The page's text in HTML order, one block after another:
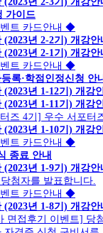
가이드
트 카드안내 ◆
년 2-2기) 개강안
년 2-1기) 개강안
트 카드안내 ◆
록·학점인정신청 안
년 1-12기) 개강
년 1-11기) 개강
즈 4기] 우수 서포터
년 1-10기) 개강
트 카드안내 ◆
종료 안내
년 1-9기) 개강안
첨자를 발표합니다.
트 카드안내 ◆
년 1-8기) 개강안
접후기 이벤트] 당